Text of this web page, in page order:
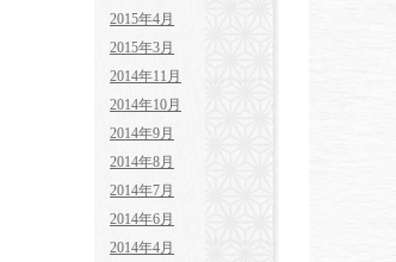
2015年4月
2015年3月
2014年11月
2014年10月
2014年9月
2014年8月
2014年7月
2014年6月
2014年4月